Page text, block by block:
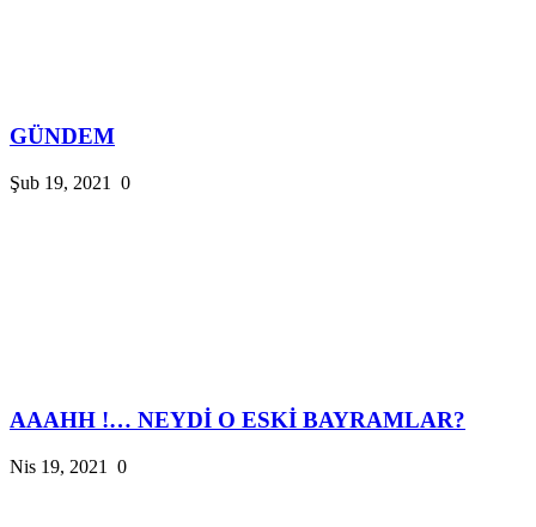
GÜNDEM
Şub 19, 2021 0
AAAHH !… NEYDİ O ESKİ BAYRAMLAR?
Nis 19, 2021 0